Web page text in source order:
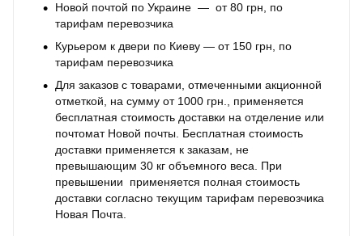
Новой почтой по Украине — от 80 грн, по
тарифам перевозчика
Курьером к двери по Киеву — от 150 грн, по
тарифам перевозчика
Для заказов с товарами, отмеченными акционной
отметкой, на сумму от 1000 грн., применяется
бесплатная стоимость доставки на отделение или
почтомат Новой почты. Бесплатная стоимость
доставки применяется к заказам, не
превышающим 30 кг объемного веса. При
превышении применяется полная стоимость
доставки согласно текущим тарифам перевозчика
Новая Почта.